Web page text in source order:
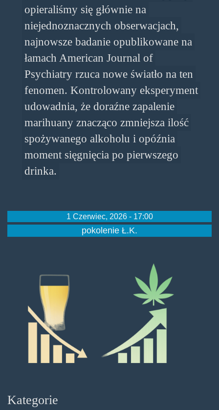
opieraliśmy się głównie na
niejednoznacznych obserwacjach,
najnowsze badanie opublikowane na
łamach American Journal of
Psychiatry rzuca nowe światło na ten
fenomen. Kontrolowany eksperyment
udowadnia, że doraźne zapalenie
marihuany znacząco zmniejsza ilość
spożywanego alkoholu i opóźnia
moment sięgnięcia po pierwszego
drinka.
1 Czerwiec, 2026 - 17:00
pokolenie Ł.K.
marijuana-
1038x692.png
Kategorie